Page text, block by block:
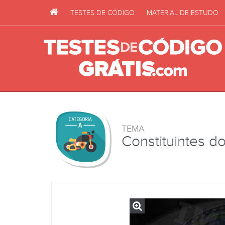
TESTES DE CÓDIGO MATERIAL DE ESTUDO
TEMA
Constituintes